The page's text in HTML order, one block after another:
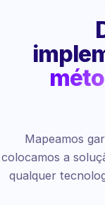
Mapeamos
colocamos a
qualquer